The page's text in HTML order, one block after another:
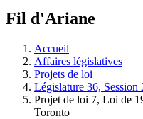
à
législative.
Fil d'Ariane
Accueil
Affaires législatives
Projets de loi
Législature 36, Session
Projet de loi 7, Loi de
Toronto